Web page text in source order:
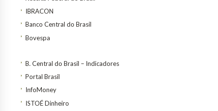
IBRACON
Banco Central do Brasil
Bovespa
B. Central do Brasil – Indicadores
Portal Brasil
InfoMoney
ISTOÉ Dinheiro